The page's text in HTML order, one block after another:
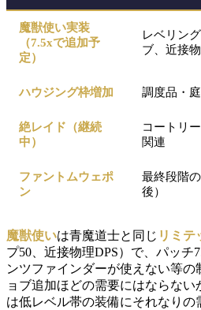
魔獣使い実装
（7.5xで追加予
定）
レベリン
ブ、近接
ハウジング枠増加 調度品・
絶レイド（継続
中）
コートリ
関連
ファントムウェポ
ン
最終段階
後）
魔獣使いは青魔道士と同じ リミテ
プ50、近接物理DPS）で、パッチ
ンツファインダーが使えない等
ョブ追加ほどの需要にはならな
は低レベル帯の装備にそれなりの